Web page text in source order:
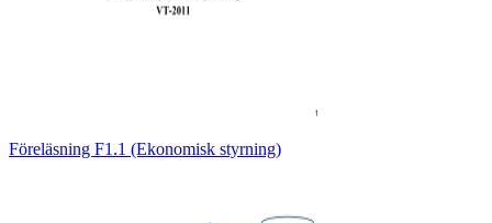
Föreläsning F1.1 (Ekonomisk styrning)